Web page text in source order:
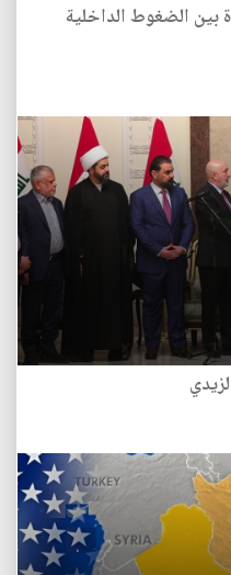
بين الضغوط الداخلية